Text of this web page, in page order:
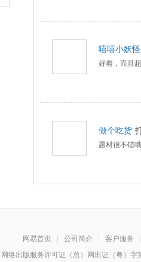
嘻嘻小妖怪
好看，而且
做个吃货
题材很不错
网易首页 | 公司简介 | 客户服务
|
网络出版服务许可证（总）网出证（粤）